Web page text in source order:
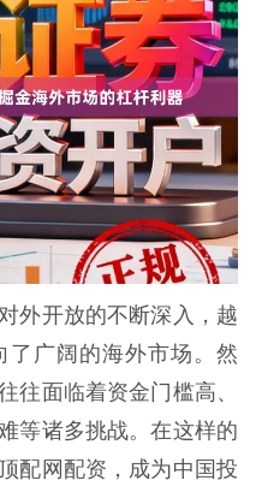
外开放的不断深入，越
广阔的海外市场。然
往面临着资金门槛高、
等诸多挑战。在这样的
配网配资，成为中国投